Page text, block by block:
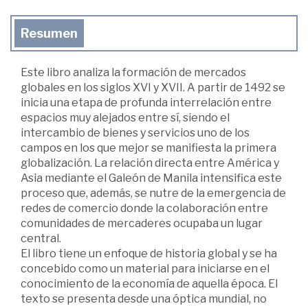
Resumen
Este libro analiza la formación de mercados
globales en los siglos XVI y XVII. A partir de 1492 se
inicia una etapa de profunda interrelación entre
espacios muy alejados entre sí, siendo el
intercambio de bienes y servicios uno de los
campos en los que mejor se manifiesta la primera
globalización. La relación directa entre América y
Asia mediante el Galeón de Manila intensifica este
proceso que, además, se nutre de la emergencia de
redes de comercio donde la colaboración entre
comunidades de mercaderes ocupaba un lugar
central.
El libro tiene un enfoque de historia global y se ha
concebido como un material para iniciarse en el
conocimiento de la economía de aquella época. El
texto se presenta desde una óptica mundial, no